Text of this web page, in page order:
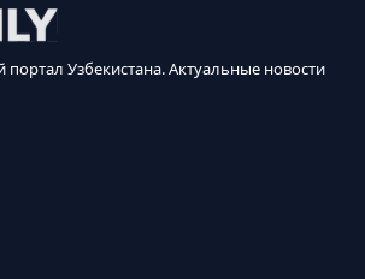
Узбекистана. Актуальные новости